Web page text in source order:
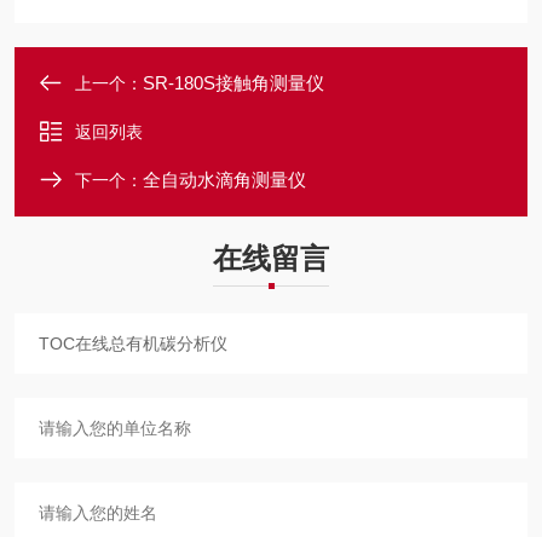
上一个： SR-180S接触角测量仪
返回列表
下一个： 全自动水滴角测量仪
在线留言